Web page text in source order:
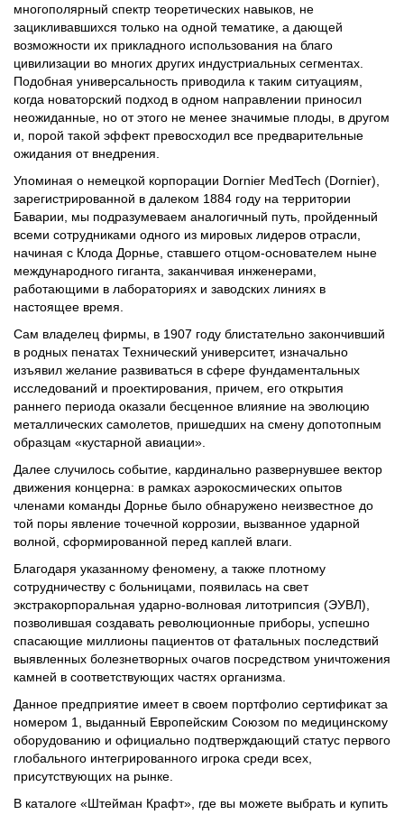
многополярный спектр теоретических навыков, не
зацикливавшихся только на одной тематике, а дающей
возможности их прикладного использования на благо
цивилизации во многих других индустриальных сегментах.
Подобная универсальность приводила к таким ситуациям,
когда новаторский подход в одном направлении приносил
неожиданные, но от этого не менее значимые плоды, в другом
и, порой такой эффект превосходил все предварительные
ожидания от внедрения.
Упоминая о немецкой корпорации Dornier MedTech (Dornier),
зарегистрированной в далеком 1884 году на территории
Баварии, мы подразумеваем аналогичный путь, пройденный
всеми сотрудниками одного из мировых лидеров отрасли,
начиная с Клода Дорнье, ставшего отцом-основателем ныне
международного гиганта, заканчивая инженерами,
работающими в лабораториях и заводских линиях в
настоящее время.
Сам владелец фирмы, в 1907 году блистательно закончивший
в родных пенатах Технический университет, изначально
изъявил желание развиваться в сфере фундаментальных
исследований и проектирования, причем, его открытия
раннего периода оказали бесценное влияние на эволюцию
металлических самолетов, пришедших на смену допотопным
образцам «кустарной авиации».
Далее случилось событие, кардинально развернувшее вектор
движения концерна: в рамках аэрокосмических опытов
членами команды Дорнье было обнаружено неизвестное до
той поры явление точечной коррозии, вызванное ударной
волной, сформированной перед каплей влаги.
Благодаря указанному феномену, а также плотному
сотрудничеству с больницами, появилась на свет
экстракорпоральная ударно-волновая литотрипсия (ЭУВЛ),
позволившая создавать революционные приборы, успешно
спасающие миллионы пациентов от фатальных последствий
выявленных болезнетворных очагов посредством уничтожения
камней в соответствующих частях организма.
Данное предприятие имеет в своем портфолио сертификат за
номером 1, выданный Европейским Союзом по медицинскому
оборудованию и официально подтверждающий статус первого
глобального интегрированного игрока среди всех,
присутствующих на рынке.
В каталоге «Штейман Крафт», где вы можете выбрать и купить